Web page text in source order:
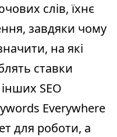
слів, їхнє
завдяки чому
на які
ставки
SEO
Everywhere
для роботи, а